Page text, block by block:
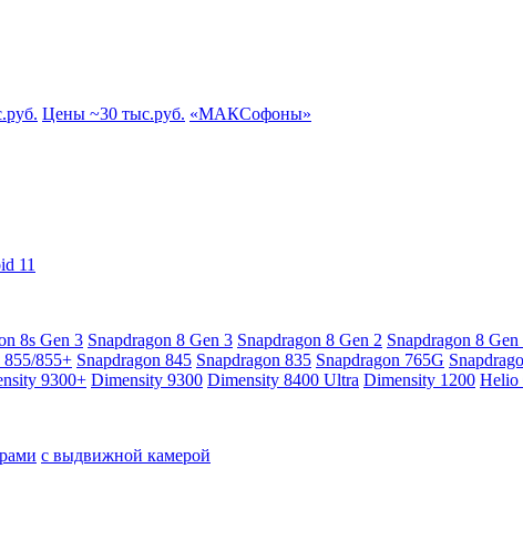
Цены ~30 тыс.руб. «МАКСофоны»
11
8s Gen 3 Snapdragon 8 Gen 3 Snapdragon 8 Gen 2 Snapdragon 8 Gen
855/855+ Snapdragon 845 Snapdragon 835 Snapdragon 765G
9300+ Dimensity 9300 Dimensity 8400 Ultra Dimensity 1200 Helio
с выдвижной камерой